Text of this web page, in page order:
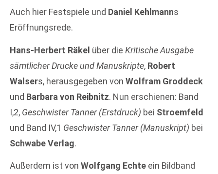
Auch hier Festspiele und Daniel Kehlmanns
Eröffnungsrede.
Hans-Herbert Räkel über die Kritische Ausgabe
sämtlicher Drucke und Manuskripte, Robert
Walsers, herausgegeben von Wolfram Groddeck
und Barbara von Reibnitz. Nun erschienen: Band
I,2, Geschwister Tanner (Erstdruck) bei Stroemfeld
und Band IV,1 Geschwister Tanner (Manuskript) bei
Schwabe Verlag.
Außerdem ist von Wolfgang Echte ein Bildband